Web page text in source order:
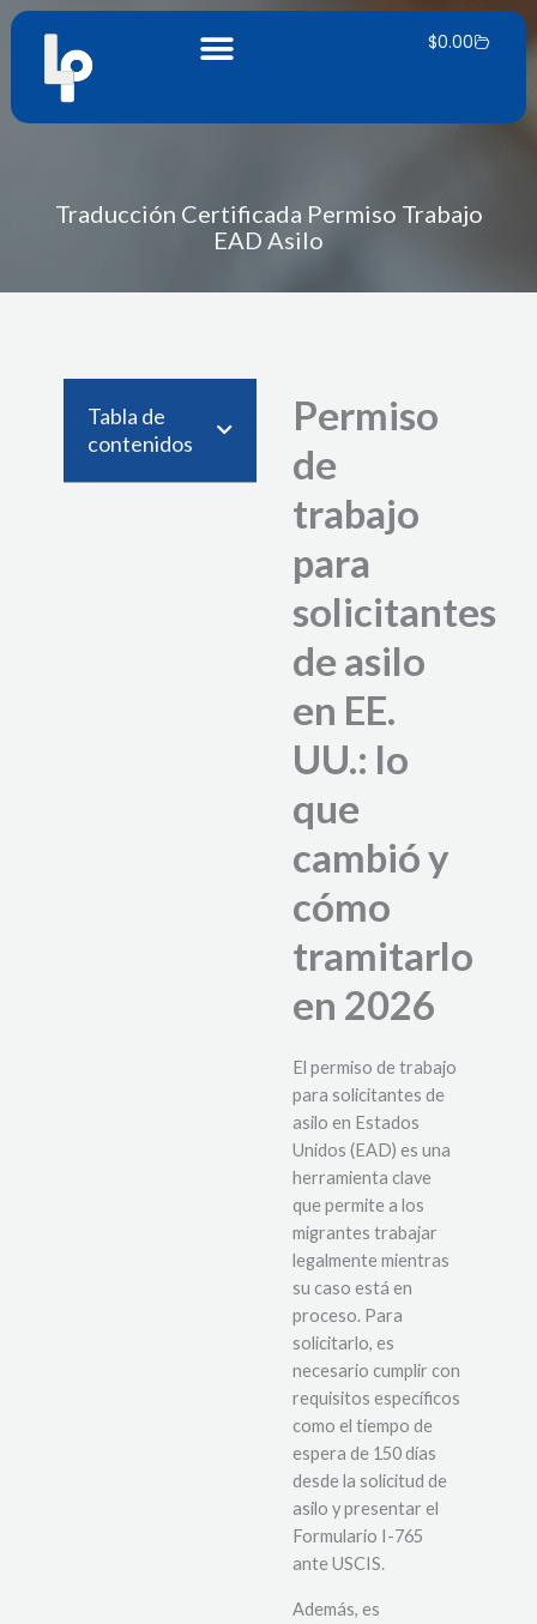
contenido
$0.00Carrito
Traducción Certificada Permiso Trabajo
EAD Asilo
Tabla de
contenidos
Permiso
de
trabajo
para
solicitantes
de asilo
en EE.
UU.: lo
que
cambió y
cómo
tramitarlo
en 2026
El permiso de trabajo
para solicitantes de
asilo en Estados
Unidos (EAD) es una
herramienta clave
que permite a los
migrantes trabajar
legalmente mientras
su caso está en
proceso. Para
solicitarlo, es
necesario cumplir con
requisitos específicos
como el tiempo de
espera de 150 días
desde la solicitud de
asilo y presentar el
Formulario I-765
ante USCIS.
Además, es